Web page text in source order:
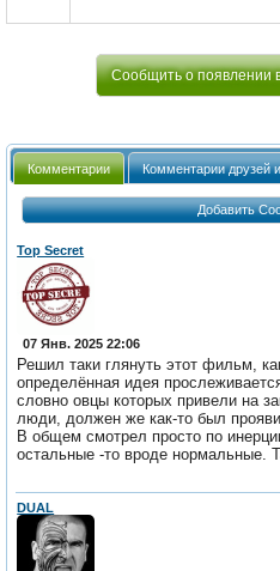
Сообщить о появлении
Комментарии Комментарии друзей
Добавить
Top Secret
07 Янв. 2025 22:06
Решил таки глянуть этот фильм,
определённая идея
словно овцы которых привели на
люди, должен же как-то был
В общем смотрел просто по
остальные -то вроде нормальные.
DUAL